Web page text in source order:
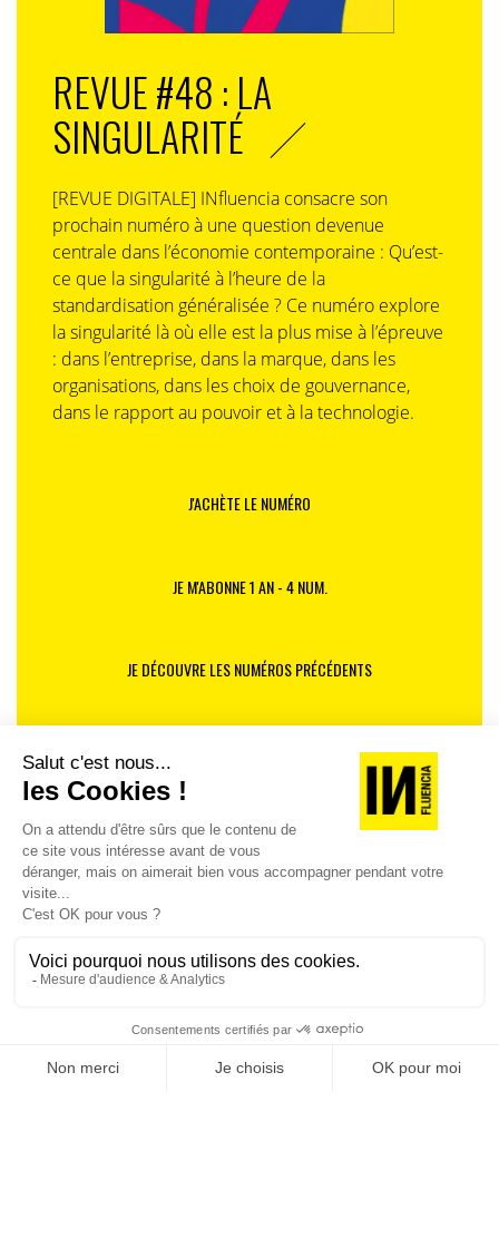
REVUE #48 : LA
SINGULARITÉ
[REVUE DIGITALE] INfluencia consacre son
prochain numéro à une question devenue
centrale dans l’économie contemporaine : Qu’est-
ce que la singularité à l’heure de la
standardisation généralisée ? Ce numéro explore
la singularité là où elle est la plus mise à l’épreuve
: dans l’entreprise, dans la marque, dans les
organisations, dans les choix de gouvernance,
dans le rapport au pouvoir et à la technologie.
J'ACHÈTE LE NUMÉRO
JE M'ABONNE 1 AN - 4 NUM.
JE DÉCOUVRE LES NUMÉROS PRÉCÉDENTS